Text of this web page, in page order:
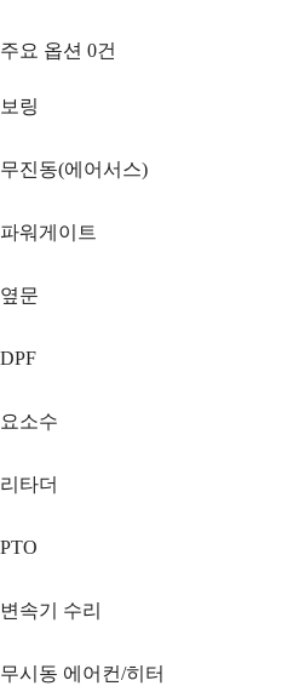
주요 옵션 0건
보링
무진동(에어서스)
파워게이트
옆문
DPF
요소수
리타더
PTO
변속기 수리
무시동 에어컨/히터